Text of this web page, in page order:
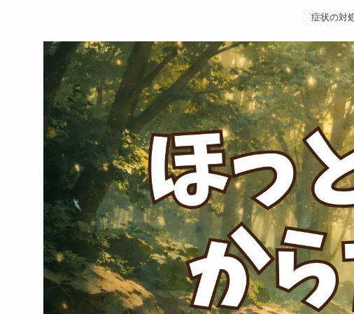
症状の対